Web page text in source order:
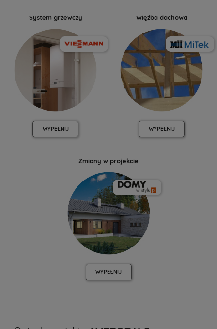
System grzewczy
WYPEŁNIJ
Więźba dachowa
WYPEŁNIJ
Zmiany w projekcie
WYPEŁNIJ